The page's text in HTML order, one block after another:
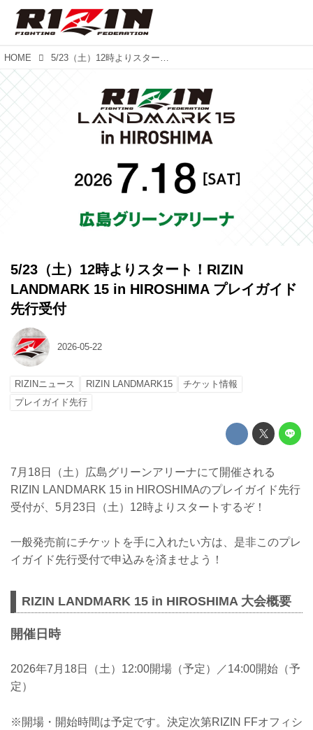
HOME 5/23（土）12時よりスタート！RIZIN LANDMARK 15 in HIROSHIMA プレイガイド先行受付
5/23（土）12時よりスタート！RIZIN
LANDMARK 15 in HIROSHIMA プレイガイド
先行受付
2026-05-22
RIZINニュース RIZIN LANDMARK15
チケット情報
プレイガイド先行
7月18日（土）広島グリーンアリーナにて開催される
RIZIN LANDMARK 15 in HIROSHIMAのプレイガイド先行
受付が、5月23日（土）12時よりスタートするぞ！
一般発売前にチケットを手に入れたい方は、是非このプレ
イガイド先行受付で申込みを済ませよう！
RIZIN LANDMARK 15 in HIROSHIMA 大会概要
開催日時
2026年7月18日（土）12:00開場（予定）／14:00開始（予
定）
※開場・開始時間は予定です。決定次第RIZIN FFオフィシ